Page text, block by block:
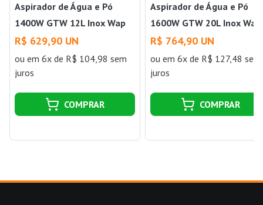
Aspirador de Água e Pó
1400W GTW 12L Inox Wap
R$ 629,90 UN
ou em 6x de R$ 104,98 sem
juros
COMPRAR
Aspirador de Água e Pó
1600W GTW 20L Inox Wap
R$ 764,90 UN
ouem 6x de R$ 127,48 sem
juros
COMPRAR